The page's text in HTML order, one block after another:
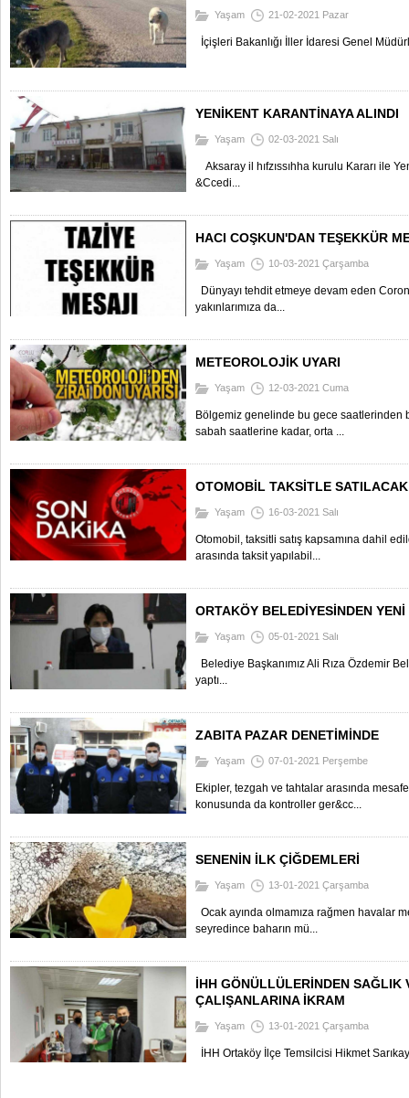
Yaşam 21-02-2021 Pazar
İçişleri Bakanlığı İller İdaresi Genel
YENİKENT KARANTİNAYA ALINDI
Yaşam 02-03-2021 Salı
Aksaray il hıfzıssıhha kurulu Kararı ile
&Ccedi...
HACI COŞKUN'DAN TEŞEKKÜR
Yaşam 10-03-2021 Çarşamba
Dünyayı tehdit etmeye devam eden
yakınlarımıza da...
METEOROLOJİK UYARI
Yaşam 12-03-2021 Cuma
Bölgemiz genelinde bu gece saatlerinden
sabah saatlerine kadar, orta ...
OTOMOBİL TAKSİTLE SATILACAK
Yaşam 16-03-2021 Salı
Otomobil, taksitli satış kapsamına dahil
arasında taksit yapılabil...
ORTAKÖY BELEDİYESİNDEN
Yaşam 05-01-2021 Salı
Belediye Başkanımız Ali Rıza Özdemir
yaptı...
ZABITA PAZAR DENETİMİNDE
Yaşam 07-01-2021 Perşembe
Ekipler, tezgah ve tahtalar arasında
konusunda da kontroller ger&cc...
SENENİN İLK ÇİĞDEMLERİ
Yaşam 13-01-2021 Çarşamba
Ocak ayında olmamıza rağmen havalar
seyredince baharın mü...
İHH GÖNÜLLÜLERİNDEN SAĞLIK
ÇALIŞANLARINA İKRAM
Yaşam 13-01-2021 Çarşamba
İHH Ortaköy İlçe Temsilcisi Hikmet